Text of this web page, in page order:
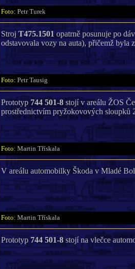
Foto: Petr Turek
Stroj T475.1501opatrně posunuje po
odstavovala vozy na auta), přičemž byla
Foto: Petr Tausig
Prototyp 744 501-8stojí v areálu ŽOS
prostřednictvím pryžokovových sloupků
Foto: Martin Třískala
V areálu automobilky Škoda v Mladé
Foto: Martin Třískala
Prototyp 744 501-8stojí na vlečce